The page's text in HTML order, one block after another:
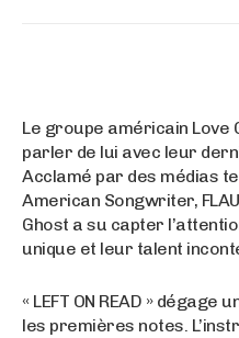
Le groupe américain Love
parler de lui avec leur
Acclamé par des médias
American Songwriter,
Ghost a su capter
unique et leur talent
« LEFT ON READ »
les premières notes.